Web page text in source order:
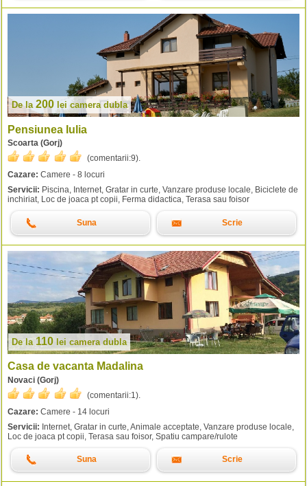
De la 200 leicamera dubla
Pensiunea Iulia
Scoarta (Gorj)
(comentarii:9).
Cazare: Camere - 8 locuri
Servicii: Piscina, Internet, Gratar in curte, Vanzare produse locale, Biciclete de
inchiriat, Loc de joaca pt copii, Ferma didactica, Terasa sau foisor
Suna Scrie
De la 110 lei camera dubla
Casa de vacanta Madalina
Novaci (Gorj)
(comentarii:1).
Cazare: Camere - 14 locuri
Servicii: Internet, Gratar in curte, Animale acceptate, Vanzare produse locale,
Loc de joaca pt copii, Terasa sau foisor, Spatiu campare/rulote
Suna Scrie